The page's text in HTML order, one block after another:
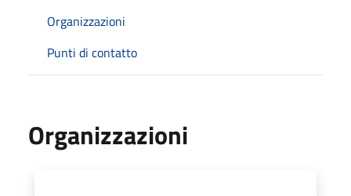
Organizzazioni
Punti di contatto
Organizzazioni